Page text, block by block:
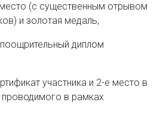
(с существенным отрывом
и золотая медаль,
диплом
участника и 2-е место в
проводимого в рамках